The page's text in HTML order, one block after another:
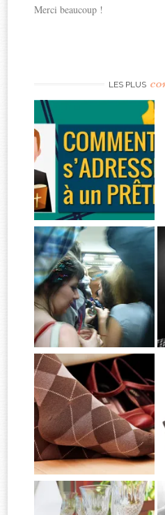
Merci beaucoup !
LES PLUS